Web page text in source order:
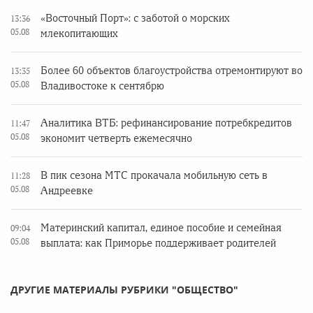
13:36
05.08
«Восточный Порт»: с заботой о морских
млекопитающих
13:35
05.08
Более 60 объектов благоустройства отремонтируют во
Владивостоке к сентябрю
11:47
05.08
Аналитика ВТБ: рефинансирование потребкредитов
экономит четверть ежемесячно
11:28
05.08
В пик сезона МТС прокачала мобильную сеть в
Андреевке
09:04
05.08
Материнский капитал, единое пособие и семейная
выплата: как Приморье поддерживает родителей
ДРУГИЕ МАТЕРИАЛЫ РУБРИКИ "ОБЩЕСТВО"